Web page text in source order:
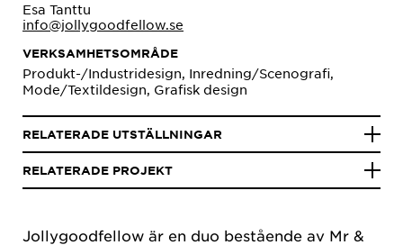
Jollygoodfellow är en duo bestående av Mr &
Esa Tanttu
info@jollygoodfellow.se
VERKSAMHETSOMRÅDE
Produkt-/Industridesign, Inredning/Scenografi,
Mode/Textildesign, Grafisk design
RELATERADE UTSTÄLLNINGAR
RELATERADE PROJEKT